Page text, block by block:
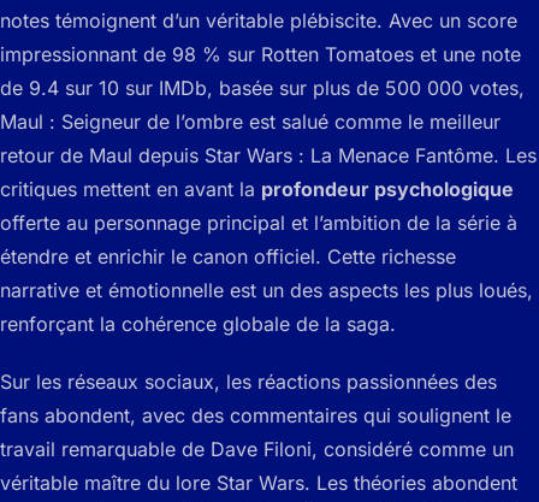
notes témoignent d’un véritable plébiscite. Avec un score
impressionnant de 98 % sur Rotten Tomatoes et une note
de 9.4 sur 10 sur IMDb, basée sur plus de 500 000 votes,
Maul : Seigneur de l’ombre est salué comme le meilleur
retour de Maul depuis Star Wars : La Menace Fantôme. Les
critiques mettent en avant la profondeur psychologique
offerte au personnage principal et l’ambition de la série à
étendre et enrichir le canon officiel. Cette richesse
narrative et émotionnelle est un des aspects les plus loués,
renforçant la cohérence globale de la saga.
Sur les réseaux sociaux, les réactions passionnées des
fans abondent, avec des commentaires qui soulignent le
travail remarquable de Dave Filoni, considéré comme un
véritable maître du lore Star Wars. Les théories abondent